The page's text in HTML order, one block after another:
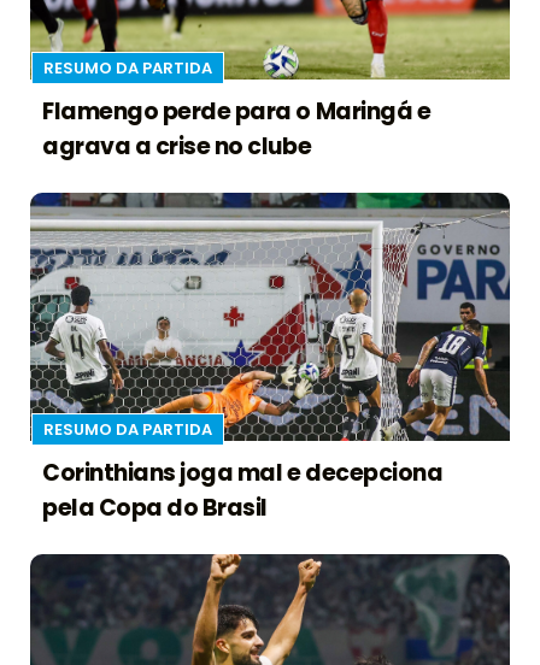
RESUMO DA PARTIDA
Flamengo perde para o Maringá e
agrava a crise no clube
RESUMO DA PARTIDA
Corinthians joga mal e decepciona
pela Copa do Brasil